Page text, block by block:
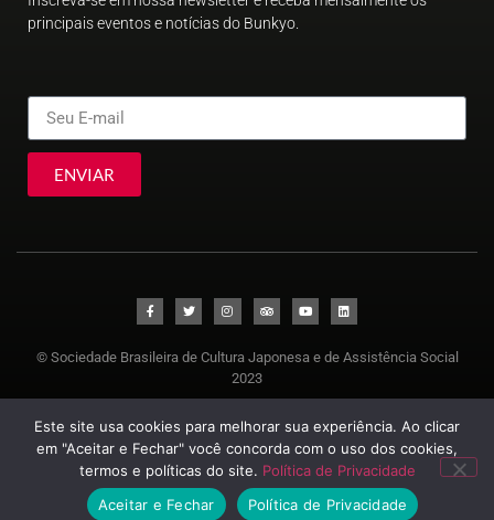
principais eventos e notícias do Bunkyo.
ENVIAR
© Sociedade Brasileira de Cultura Japonesa e de Assistência Social
2023
Este site usa cookies para melhorar sua experiência. Ao clicar
em "Aceitar e Fechar" você concorda com o uso dos cookies,
termos e políticas do site. Política de Privacidade
Aceitar e Fechar
Política de Privacidade